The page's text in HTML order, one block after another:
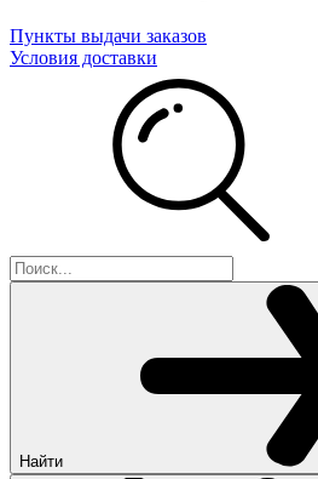
Пункты выдачи заказов
Условия доставки
Найти